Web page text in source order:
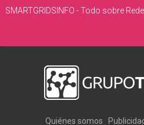
SMARTGRIDSINFO - Todo sobre
Quiénes somos